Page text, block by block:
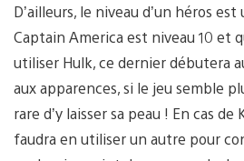
D’ailleurs, le niveau d’un héros
Captain America est niveau 10 et
utiliser Hulk, ce dernier débutera
aux apparences, si le jeu semble
rare d’y laisser sa peau ! En cas de
faudra en utiliser un autre pour